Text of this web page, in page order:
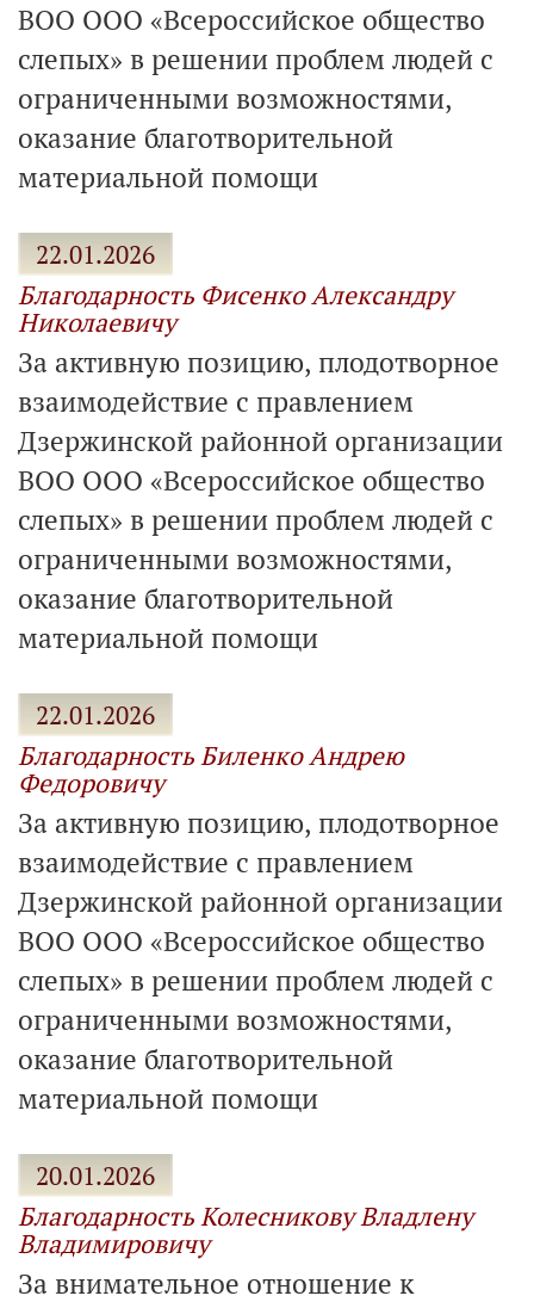
ВОО ООО «Всероссийское общество
слепых» в решении проблем людей с
ограниченными возможностями,
оказание благотворительной
материальной помощи
22.01.2026
Благодарность Фисенко Александру
Николаевичу
За активную позицию, плодотворное
взаимодействие с правлением
Дзержинской районной организации
ВОО ООО «Всероссийское общество
слепых» в решении проблем людей с
ограниченными возможностями,
оказание благотворительной
материальной помощи
22.01.2026
Благодарность Биленко Андрею
Федоровичу
За активную позицию, плодотворное
взаимодействие с правлением
Дзержинской районной организации
ВОО ООО «Всероссийское общество
слепых» в решении проблем людей с
ограниченными возможностями,
оказание благотворительной
материальной помощи
20.01.2026
Благодарность Колесникову Владлену
Владимировичу
За внимательное отношение к